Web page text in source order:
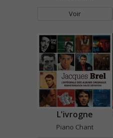
Voir
L'ivrogne
Piano Chant